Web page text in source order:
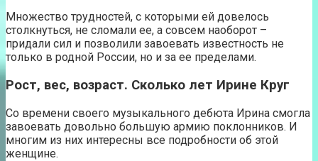
Множество трудностей, с которыми ей довелось
столкнуться, не сломали ее, а совсем наоборот –
придали сил и позволили завоевать известность не
только в родной России, но и за ее пределами.
Рост, вес, возраст. Сколько лет Ирине Круг
Со времени своего музыкального дебюта Ирина смогла
завоевать довольно большую армию поклонников. И
многим из них интересны все подробности об этой
женщине.